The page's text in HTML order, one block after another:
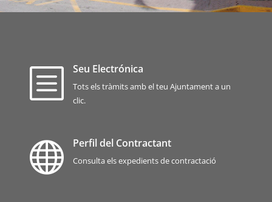
b Seu Electrónica
Tots els tràmits amb el teu Ajuntament a un
clic.
 Perfil del Contractant
Consulta els expedients de contractació